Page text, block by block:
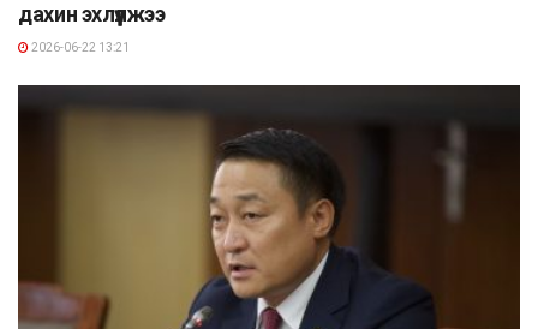
дахин эхлүүлжээ
2026-06-22 13:21